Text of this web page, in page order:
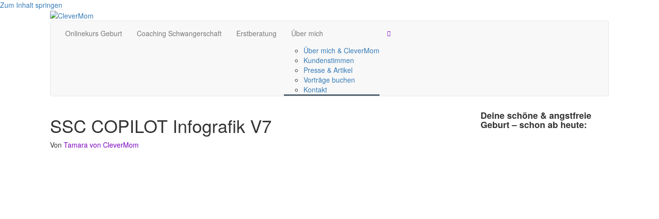
Zum Inhalt springen
Onlinekurs Geburt Coaching Schwangerschaft Erstberatung
Über mich
Über mich & CleverMom
Kundenstimmen
Presse & Artikel
Vorträge buchen
Kontakt
SSC COPILOT Infografik V7
Von Tamara von CleverMom
Deine schöne & angstfreie
Geburt – schon ab heute: